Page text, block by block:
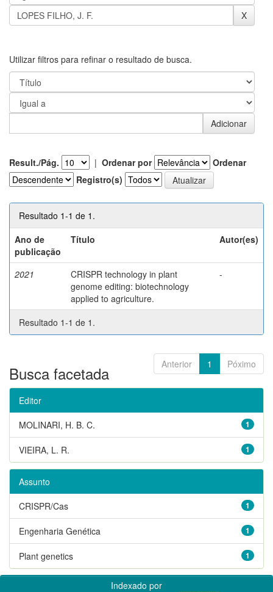
Utilizar filtros para refinar o resultado de busca.
Result./Pág. | Ordenar por
Ordenar
Registro(s)
Resultado 1-1 de 1.
Ano de
publicação
Título Autor(es)
2021
CRISPR technology in plant
genome editing: biotechnology
applied to agriculture.
-
Resultado 1-1 de 1.
Anterior 1 Póximo
Busca facetada
Editor
1
MOLINARI, H. B. C.
1
VIEIRA, L. R.
Assunto
1
CRISPR/Cas
1
Engenharia Genética
1
Plant genetics
Indexado por